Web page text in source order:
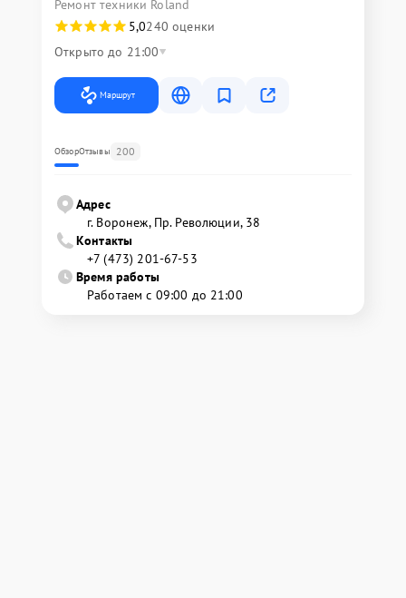
Ремонт техники Roland
5,0240 оценки
Открыто до 21:00
Маршрут
ОбзорОтзывы 200
Адрес
г. Воронеж, Пр. Революции, 38
Контакты
+7 (473) 201-67-53
Время работы
Работаем с 09:00 до 21:00